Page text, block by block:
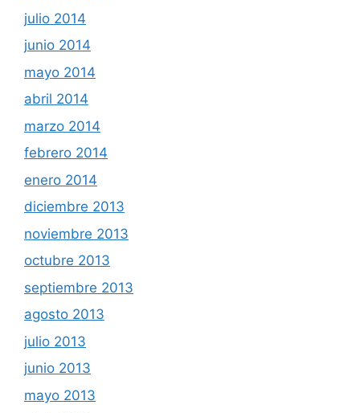
julio 2014
junio 2014
mayo 2014
abril 2014
marzo 2014
febrero 2014
enero 2014
diciembre 2013
noviembre 2013
octubre 2013
septiembre 2013
agosto 2013
julio 2013
junio 2013
mayo 2013